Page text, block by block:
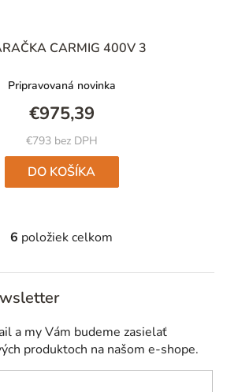
CARMIG 400V 3
Pripravovaná novinka
€793 bez DPH
€975,39
DO KOŠÍKA
O
a
c
i
6 položiek celkom
a my Vám budeme zasielať
produktoch na našom e-shope.